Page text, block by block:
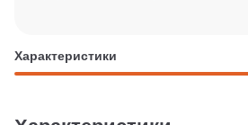
Характеристики